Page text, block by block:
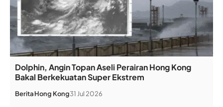
Dolphin, Angin Topan Aseli Perairan Hong Kong
Bakal Berkekuatan Super Ekstrem
BeritaHong Kong31 Jul 2026